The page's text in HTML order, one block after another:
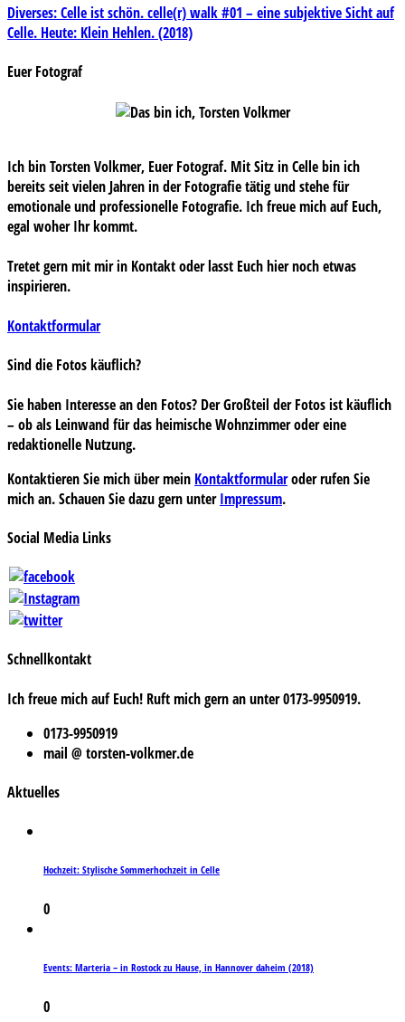
Beitragsnavigation
Diverses: Celle ist schön. celle(r) walk #01 – eine subjektive Sicht auf
Celle. Heute: Klein Hehlen. (2018)
Euer Fotograf
Ich bin Torsten Volkmer, Euer Fotograf. Mit Sitz in Celle bin ich
bereits seit vielen Jahren in der Fotografie tätig und stehe für
emotionale und professionelle Fotografie. Ich freue mich auf Euch,
egal woher Ihr kommt.
Tretet gern mit mir in Kontakt oder lasst Euch hier noch etwas
inspirieren.
Kontaktformular
Sind die Fotos käuflich?
Sie haben Interesse an den Fotos? Der Großteil der Fotos ist käuflich
– ob als Leinwand für das heimische Wohnzimmer oder eine
redaktionelle Nutzung.
Kontaktieren Sie mich über mein Kontaktformularoder rufen Sie
mich an. Schauen Sie dazu gern unterImpressum.
Social Media Links
Schnellkontakt
Ich freue mich auf Euch! Ruft mich gern an unter 0173-9950919.
0173-9950919
mail @ torsten-volkmer.de
Aktuelles
Hochzeit: Stylische Sommerhochzeit in Celle
0
Events: Marteria – in Rostock zu Hause, in Hannover daheim (2018)
0